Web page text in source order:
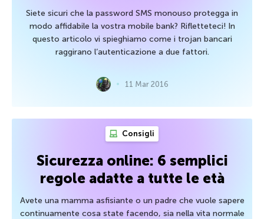
Siete sicuri che la password SMS monouso protegga in
modo affidabile la vostra mobile bank? Rifletteteci! In
questo articolo vi spieghiamo come i trojan bancari
raggirano l’autenticazione a due fattori.
11 Mar 2016
Consigli
Sicurezza online: 6 semplici
regole adatte a tutte le età
Avete una mamma asfisiante o un padre che vuole sapere
continuamente cosa state facendo, sia nella vita normale